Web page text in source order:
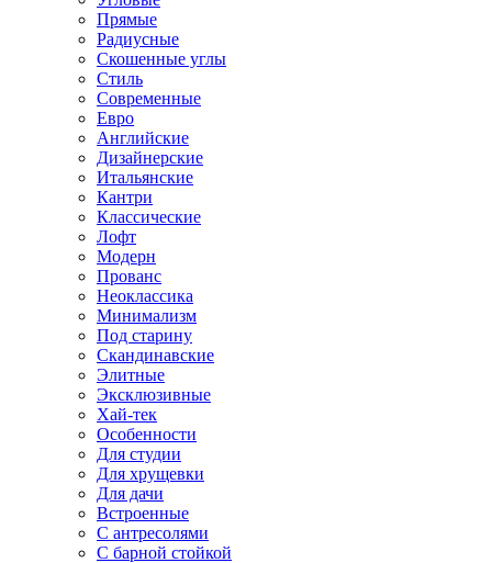
Прямые
Радиусные
Скошенные углы
Стиль
Современные
Евро
Английские
Дизайнерские
Итальянские
Кантри
Классические
Лофт
Модерн
Прованс
Неоклассика
Минимализм
Под старину
Скандинавские
Элитные
Эксклюзивные
Хай-тек
Особенности
Для студии
Для хрущевки
Для дачи
Встроенные
С антресолями
С барной стойкой